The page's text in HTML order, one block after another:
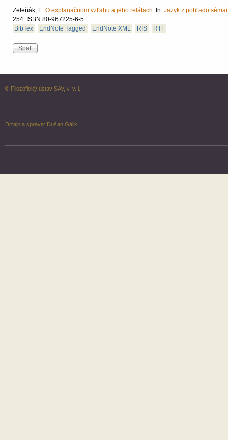
Zeleňák, E. O explanačnom vzťahu a jeho relátach. In: Jazyk z pohľadu
254. ISBN 80-967225-6-5
BibTex
EndNote Tagged EndNote XML RIS RTF
© Filozofický ústav SAV, v. v. i.
Dizajn a správa: Dušan Gálik